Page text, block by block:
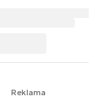
Reklama